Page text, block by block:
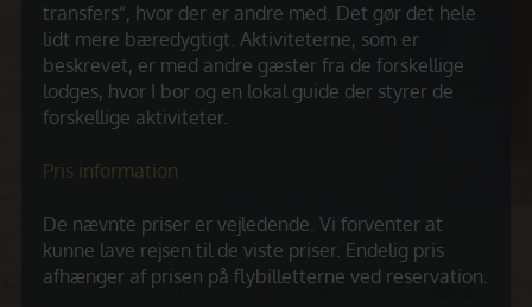
transfers”, hvor der er andre med. Det gør det hele
lidt mere bæredygtigt. Aktiviteterne, som er
beskrevet, er med andre gæster fra de forskellige
lodges, hvor I bor og en lokal guide der styrer de
forskellige aktiviteter.
Pris information
De nævnte priser er vejledende. Vi forventer at
kunne lave rejsen til de viste priser. Endelig pris
afhænger af prisen på flybilletterne ved reservation.